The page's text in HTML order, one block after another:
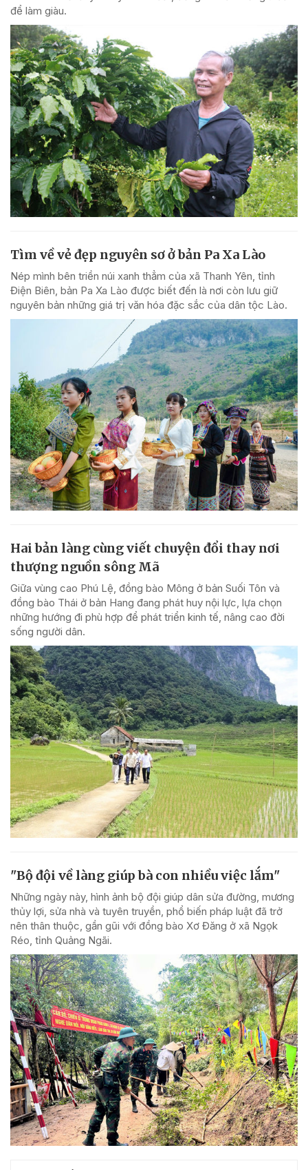
để làm giàu.
Tìm về vẻ đẹp nguyên sơ ở bản Pa Xa Lào
Nép mình bên triền núi xanh thẳm của xã Thanh Yên, tỉnh
Điện Biên, bản Pa Xa Lào được biết đến là nơi còn lưu giữ
nguyên bản những giá trị văn hóa đặc sắc của dân tộc Lào.
Hai bản làng cùng viết chuyện đổi thay nơi
thượng nguồn sông Mã
Giữa vùng cao Phú Lệ, đồng bào Mông ở bản Suối Tôn và
đồng bào Thái ở bản Hang đang phát huy nội lực, lựa chọn
những hướng đi phù hợp để phát triển kinh tế, nâng cao đời
sống người dân.
"Bộ đội về làng giúp bà con nhiều việc lắm"
Những ngày này, hình ảnh bộ đội giúp dân sửa đường, mương
thủy lợi, sửa nhà và tuyên truyền, phổ biến pháp luật đã trở
nên thân thuộc, gần gũi với đồng bào Xơ Đăng ở xã Ngọk
Réo, tỉnh Quảng Ngãi.